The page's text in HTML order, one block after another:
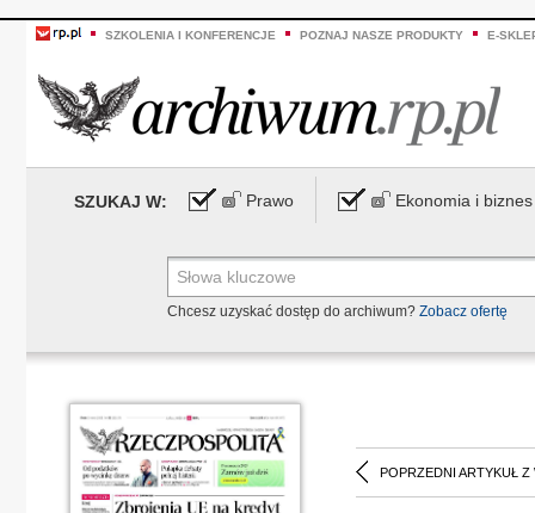
SZKOLENIA I KONFERENCJE POZNAJ NASZE PRODUKTY E-
SZUKAJ W: Prawo Ekonomia i biznes
Chcesz uzyskać dostęp do archiwum? Zobacz ofertę
POPRZEDNI ARTYKUŁ Z